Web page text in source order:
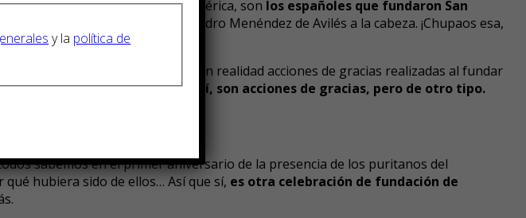
Acción de Gracias en Norteamérica, son los españoles que fundaron San
que sobrevive en el continente) Pedro Menéndez de Avilés a la cabeza. ¡Chupaos esa,
de Frobisher y Champlain son en realidad acciones de gracias realizadas al fundar
y no tienen continuidad.Así que sí, son acciones de gracias, pero de otro tipo.
sabemos en el primer aniversario de la presencia de los puritanos del
hubiera sido de ellos… Así que sí, es otra celebración de fundación de
y la política de